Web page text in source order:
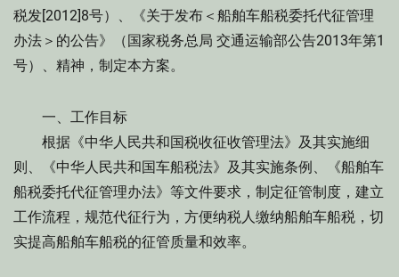
税发[2012]8号）、《关于发布＜船舶车船税委托代征管理
办法＞的公告》（国家税务总局 交通运输部公告2013年第1
号）、精神，制定本方案。
一、工作目标
根据《中华人民共和国税收征收管理法》及其实施细
则、《中华人民共和国车船税法》及其实施条例、《船舶车
船税委托代征管理办法》等文件要求，制定征管制度，建立
工作流程，规范代征行为，方便纳税人缴纳船舶车船税，切
实提高船舶车船税的征管质量和效率。